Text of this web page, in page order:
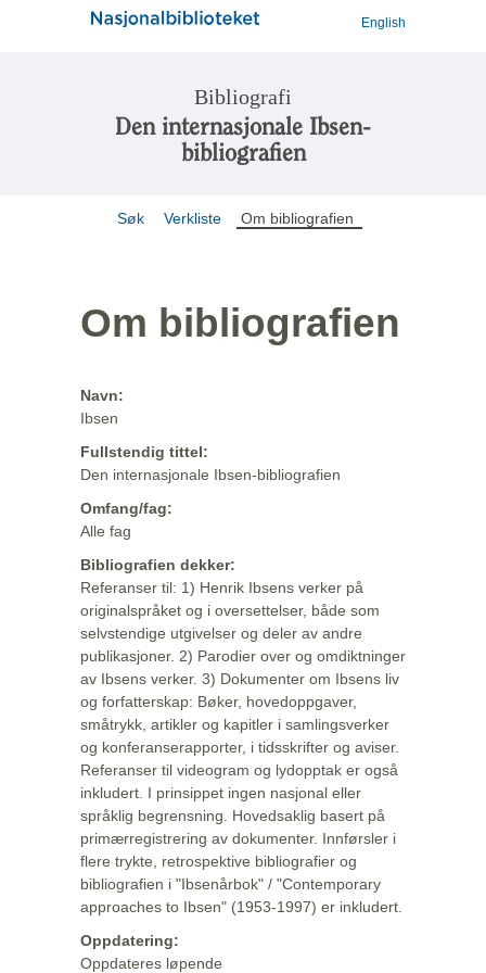
English
Bibliografi
Den internasjonale Ibsen-
bibliografien
Søk Verkliste Om bibliografien
Om bibliografien
Navn:
Ibsen
Fullstendig tittel:
Den internasjonale Ibsen-bibliografien
Omfang/fag:
Alle fag
Bibliografien dekker:
Referanser til: 1) Henrik Ibsens verker på
originalspråket og i oversettelser, både som
selvstendige utgivelser og deler av andre
publikasjoner. 2) Parodier over og omdiktninger
av Ibsens verker. 3) Dokumenter om Ibsens liv
og forfatterskap: Bøker, hovedoppgaver,
småtrykk, artikler og kapitler i samlingsverker
og konferanserapporter, i tidsskrifter og aviser.
Referanser til videogram og lydopptak er også
inkludert. I prinsippet ingen nasjonal eller
språklig begrensning. Hovedsaklig basert på
primærregistrering av dokumenter. Innførsler i
flere trykte, retrospektive bibliografier og
bibliografien i "Ibsenårbok" / "Contemporary
approaches to Ibsen" (1953-1997) er inkludert.
Oppdatering:
Oppdateres løpende